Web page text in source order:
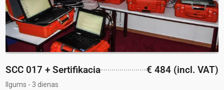
SCC 017 + Sertifikacia € 484 (incl. VAT)
Ilgums - 3 dienas